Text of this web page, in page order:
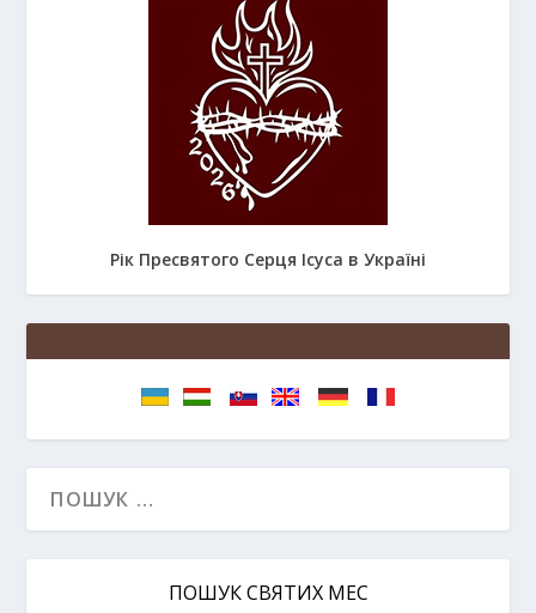
Рік Пресвятого Серця Ісуса в Україні
ПОШУК СВЯТИХ МЕС